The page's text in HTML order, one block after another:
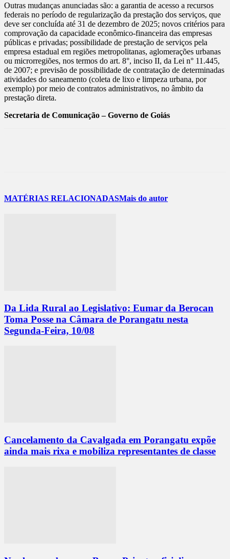
Outras mudanças anunciadas são: a garantia de acesso a recursos
federais no período de regularização da prestação dos serviços, que
deve ser concluída até 31 de dezembro de 2025; novos critérios para
comprovação da capacidade econômico-financeira das empresas
públicas e privadas; possibilidade de prestação de serviços pela
empresa estadual em regiões metropolitanas, aglomerações urbanas
ou microrregiões, nos termos do art. 8°, inciso II, da Lei n° 11.445,
de 2007; e previsão de possibilidade de contratação de determinadas
atividades do saneamento (coleta de lixo e limpeza urbana, por
exemplo) por meio de contratos administrativos, no âmbito da
prestação direta.
Secretaria de Comunicação – Governo de Goiás
MATÉRIAS RELACIONADASMais do autor
Da Lida Rural ao Legislativo: Eumar da Berocan
Toma Posse na Câmara de Porangatu nesta
Segunda-Feira, 10/08
Cancelamento da Cavalgada em Porangatu expõe
ainda mais rixa e mobiliza representantes de classe